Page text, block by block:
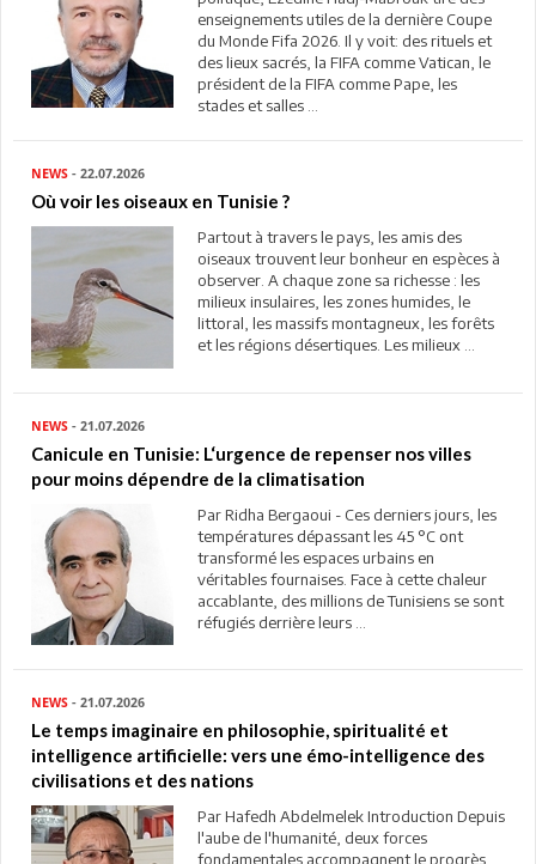
enseignements utiles de la dernière Coupe
du Monde Fifa 2026. Il y voit: des rituels et
des lieux sacrés, la FIFA comme Vatican, le
président de la FIFA comme Pape, les
stades et salles ...
NEWS - 22.07.2026
Où voir les oiseaux en Tunisie ?
Partout à travers le pays, les amis des
oiseaux trouvent leur bonheur en espèces à
observer. A chaque zone sa richesse : les
milieux insulaires, les zones humides, le
littoral, les massifs montagneux, les forêts
et les régions désertiques. Les milieux ...
NEWS - 21.07.2026
Canicule en Tunisie: L‘urgence de repenser nos villes
pour moins dépendre de la climatisation
Par Ridha Bergaoui - Ces derniers jours, les
températures dépassant les 45 °C ont
transformé les espaces urbains en
véritables fournaises. Face à cette chaleur
accablante, des millions de Tunisiens se sont
réfugiés derrière leurs ...
NEWS - 21.07.2026
Le temps imaginaire en philosophie, spiritualité et
intelligence artificielle: vers une émo-intelligence des
civilisations et des nations
Par Hafedh Abdelmelek Introduction Depuis
l'aube de l'humanité, deux forces
fondamentales accompagnent le progrès